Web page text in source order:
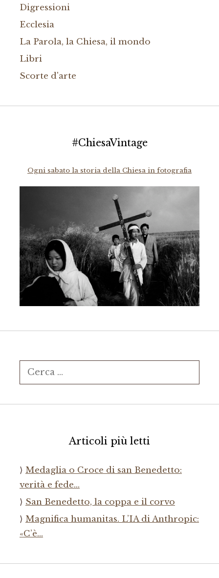
Digressioni
Ecclesia
La Parola, la Chiesa, il mondo
Libri
Scorte d'arte
#ChiesaVintage
Ogni sabato la storia della Chiesa in fotografia
Ricerca
per:
Articoli più letti
Medaglia o Croce di san Benedetto:
verità e fede…
San Benedetto, la coppa e il corvo
Magnifica humanitas. L’IA di Anthropic:
«C’è…